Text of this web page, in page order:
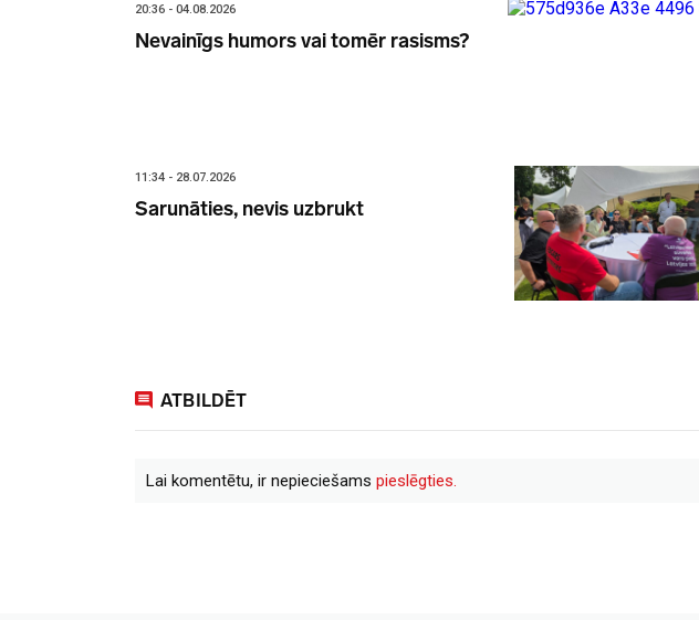
20:36 - 04.08.2026
Nevainīgs humors vai tomēr rasisms?
11:34 - 28.07.2026
Sarunāties, nevis uzbrukt
ATBILDĒT
Lai komentētu, ir nepieciešams pieslēgties.